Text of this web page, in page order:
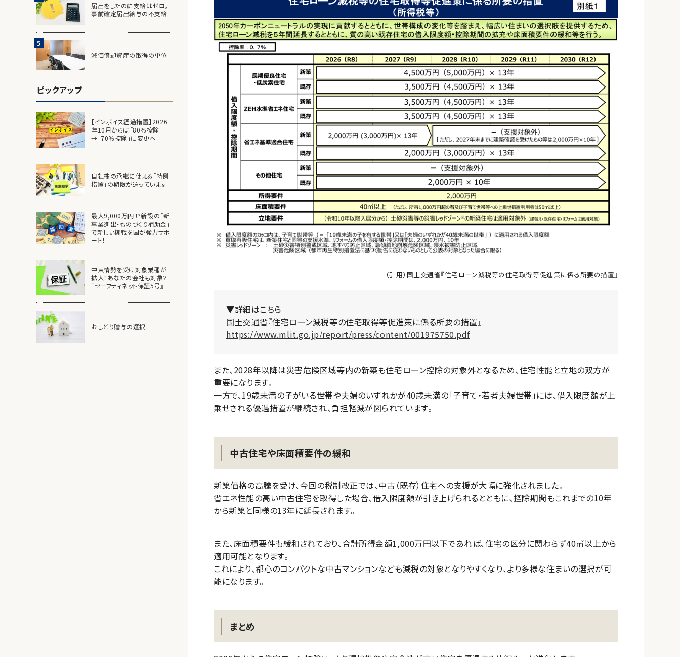
（引用）国土交通省『住宅ローン減税等の住宅取得等促進策に係る所要の措置』
▼詳細はこちら
国土交通省『住宅ローン減税等の住宅取得等促進策に係る所要の措置』
https://www.mlit.go.jp/report/press/content/001975750.pdf
また、2028年以降は災害危険区域等内の新築も住宅ローン控除の対象外となるため、住宅性能と立地の双方が
重要になります。
一方で、19歳未満の子がいる世帯や夫婦のいずれかが40歳未満の「子育て・若者夫婦世帯」には、借入限度額が上
乗せされる優遇措置が継続され、負担軽減が図られています。
中古住宅や床面積要件の緩和
新築価格の高騰を受け、今回の税制改正では、中古（既存）住宅への支援が大幅に強化されました。
省エネ性能の高い中古住宅を取得した場合、借入限度額が引き上げられるとともに、控除期間もこれまでの10年
から新築と同様の13年に延長されます。
また、床面積要件も緩和されており、合計所得金額1,000万円以下であれば、住宅の区分に関わらず40㎡以上から
適用可能となります。
これにより、都心のコンパクトな中古マンションなども減税の対象となりやすくなり、より多様な住まいの選択が可
能になります。
まとめ
届出をしたのに支給はゼロ。
事前確定届出給与の不支給
減価償却資産の取得の単位
ピックアップ
【インボイス経過措置】2026
年10月からは「80％控除」
→「70％控除」に変更へ
自社株の承継に使える「特例
措置」の期限が迫っています
最大9,000万円 !?新設の「新
事業進出・ものづくり補助金」
で新しい挑戦を国が強力サポ
ート！
中東情勢を受け対象業種が
拡大！あなたの会社も対象？
『セーフティネット保証5号』
おしどり贈与の選択